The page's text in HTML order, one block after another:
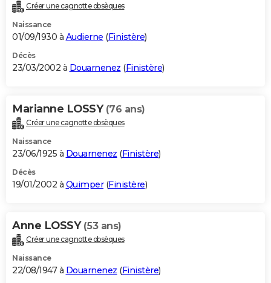
Créer une cagnotte obsèques
Naissance
01/09/1930 à Audierne (Finistère)
Décès
23/03/2002 à Douarnenez (Finistère)
Marianne LOSSY (76 ans)
Créer une cagnotte obsèques
Naissance
23/06/1925 à Douarnenez (Finistère)
Décès
19/01/2002 à Quimper(Finistère)
Anne LOSSY (53 ans)
Créer une cagnotte obsèques
Naissance
22/08/1947 à Douarnenez (Finistère)